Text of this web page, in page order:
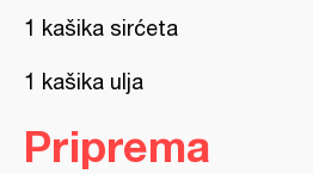
1 kašika sirćeta
1 kašika ulja
Priprema